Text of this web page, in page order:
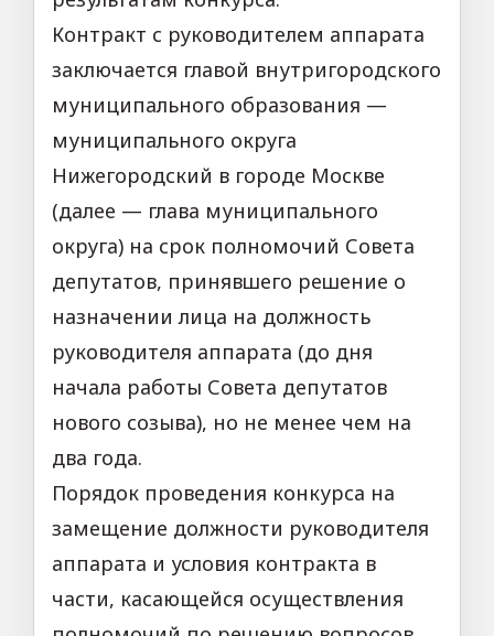
Контракт с руководителем аппарата
заключается главой внутригородского
муниципального образования —
муниципального округа
Нижегородский в городе Москве
(далее — глава муниципального
округа) на срок полномочий Совета
депутатов, принявшего решение о
назначении лица на должность
руководителя аппарата (до дня
начала работы Совета депутатов
нового созыва), но не менее чем на
два года.
Порядок проведения конкурса на
замещение должности руководителя
аппарата и условия контракта в
части, касающейся осуществления